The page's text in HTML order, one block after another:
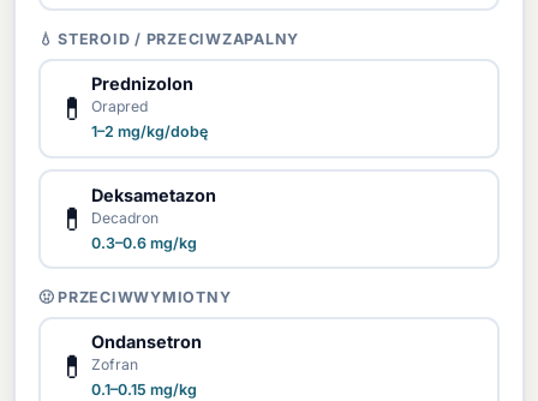
💧 STEROID / PRZECIWZAPALNY
💊
Prednizolon
Orapred
1–2 mg/kg/dobę
💊
Deksametazon
Decadron
0.3–0.6 mg/kg
🤢 PRZECIWWYMIOTNY
💊
Ondansetron
Zofran
0.1–0.15 mg/kg